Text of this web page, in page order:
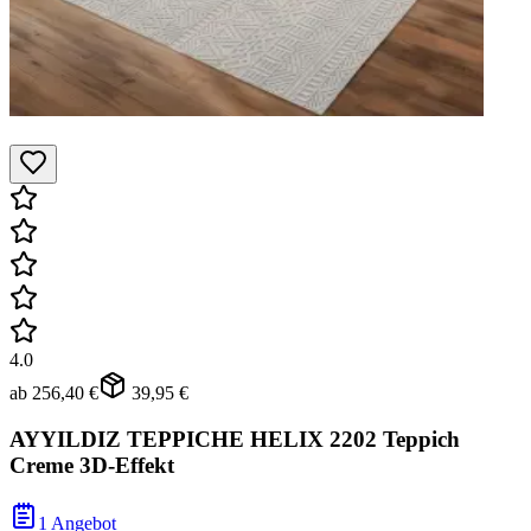
4.0
ab 256,40 € 39,95 €
AYYILDIZ TEPPICHE HELIX 2202 Teppich
Creme 3D-Effekt
1 Angebot